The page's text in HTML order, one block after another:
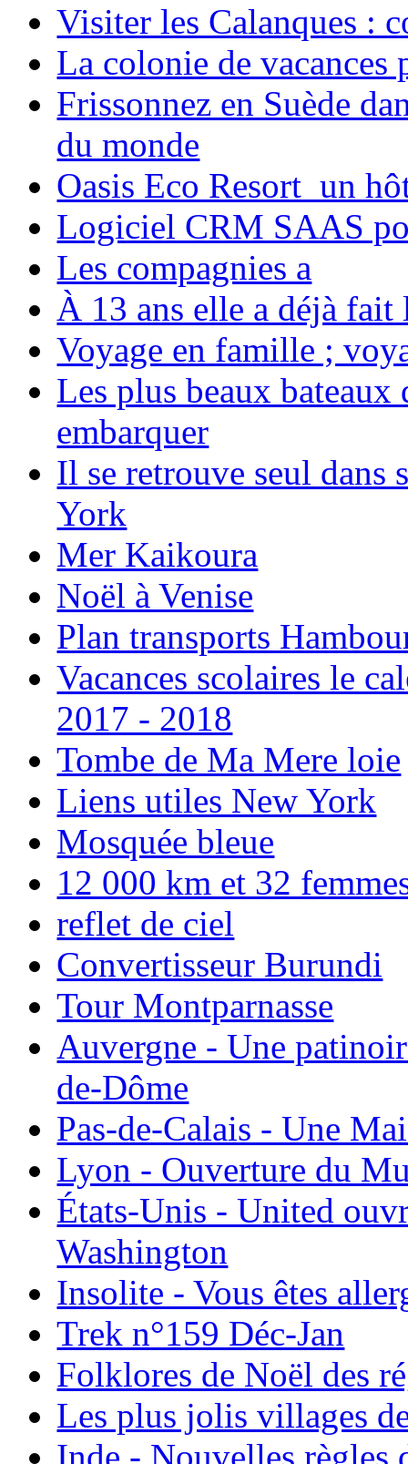
Visiter les Calanques :
La colonie de vacances
Frissonnez en Suède
du monde
Oasis Eco Resort un
Logiciel CRM SAAS
Les compagnies a
À 13 ans elle a déjà
Voyage en famille ;
Les plus beaux bateaux
embarquer
Il se retrouve seul dans
York
Mer Kaikoura
Noël à Venise
Plan transports
Vacances scolaires le
2017 - 2018
Tombe de Ma Mere loie
Liens utiles New York
Mosquée bleue
12 000 km et 32
reflet de ciel
Convertisseur Burundi
Tour Montparnasse
Auvergne - Une
de-Dôme
Pas-de-Calais - Une
Lyon - Ouverture du
États-Unis - United
Washington
Insolite - Vous êtes
Trek n°159 Déc-Jan
Folklores de Noël des
Les plus jolis villages
Inde - Nouvelles règles